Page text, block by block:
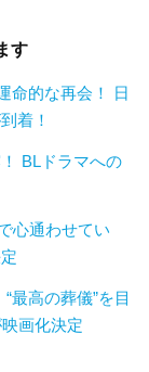
す
命的な再会！ 日
着！
BLドラマへの
心通わせてい
最高の葬儀”を目
画化決定